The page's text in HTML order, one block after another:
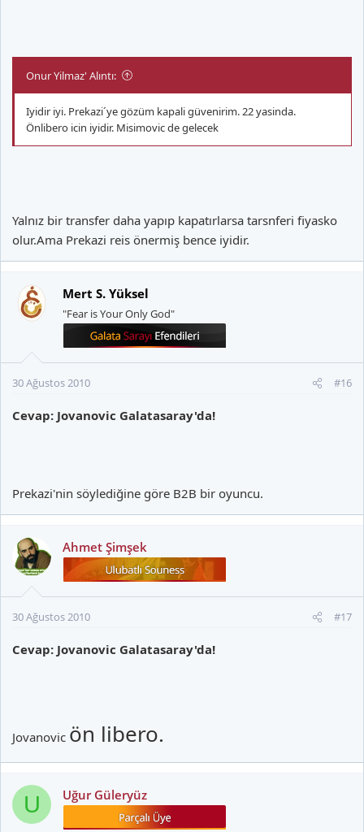
Onur Yilmaz' Alıntı:
Iyidir iyi. Prekazi´ye gözüm kapali güvenirim. 22 yasinda.
Önlibero icin iyidir. Misimovic de gelecek
Yalnız bir transfer daha yapıp kapatırlarsa tarsnferi fiyasko
olur.Ama Prekazi reis önermiş bence iyidir.
Mert S. Yüksel
"Fear is Your Only God"
30 Ağustos 2010 #16
Cevap: Jovanovic Galatasaray'da!
Prekazi'nin söylediğine göre B2B bir oyuncu.
Ahmet Şimşek
30 Ağustos 2010 #17
Cevap: Jovanovic Galatasaray'da!
Jovanovic ön libero.
U Uğur Güleryüz